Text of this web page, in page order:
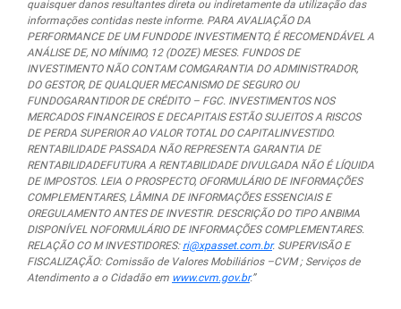
quaisquer danos resultantes direta ou indiretamente da utilização das
informações contidas neste informe. PARA AVALIAÇÃO DA
PERFORMANCE DE UM FUNDODE INVESTIMENTO, É RECOMENDÁVEL A
ANÁLISE DE, NO MÍNIMO, 12 (DOZE) MESES. FUNDOS DE
INVESTIMENTO NÃO CONTAM COMGARANTIA DO ADMINISTRADOR,
DO GESTOR, DE QUALQUER MECANISMO DE SEGURO OU
FUNDOGARANTIDOR DE CRÉDITO – FGC. INVESTIMENTOS NOS
MERCADOS FINANCEIROS E DECAPITAIS ESTÃO SUJEITOS A RISCOS
DE PERDA SUPERIOR AO VALOR TOTAL DO CAPITALINVESTIDO.
RENTABILIDADE PASSADA NÃO REPRESENTA GARANTIA DE
RENTABILIDADEFUTURA A RENTABILIDADE DIVULGADA NÃO É LÍQUIDA
DE IMPOSTOS. LEIA O PROSPECTO, OFORMULÁRIO DE INFORMAÇÕES
COMPLEMENTARES, LÂMINA DE INFORMAÇÕES ESSENCIAIS E
OREGULAMENTO ANTES DE INVESTIR. DESCRIÇÃO DO TIPO ANBIMA
DISPONÍVEL NOFORMULÁRIO DE INFORMAÇÕES COMPLEMENTARES.
RELAÇÃO CO M INVESTIDORES: ri@xpasset.com.br. SUPERVISÃO E
FISCALIZAÇÃO: Comissão de Valores Mobiliários –CVM ; Serviços de
Atendimento a o Cidadão em www.cvm.gov.br.”